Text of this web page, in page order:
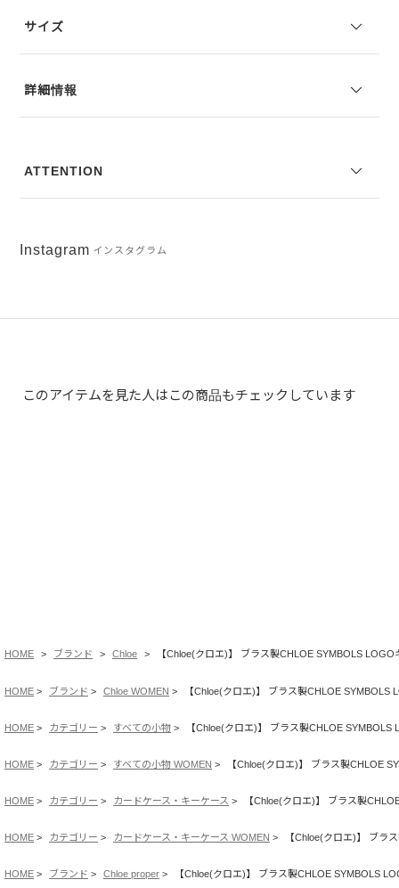
ご了承ください。
サイズ
詳細情報
ATTENTION
Instagram インスタグラム
このアイテムを見た人はこの商品もチェックしています
HOME ブランド Chloe 【Chloe(クロエ)】 ブラス製CHLOE SYMBOLS
HOME ブランド Chloe WOMEN 【Chloe(クロエ)】 ブラス製CHLOE SYMBOLS
HOME カテゴリー すべての小物 【Chloe(クロエ)】 ブラス製CHLOE
HOME カテゴリー すべての小物 WOMEN 【Chloe(クロエ)】 ブラス製CHLOE
HOME カテゴリー カードケース・キーケース 【Chloe(クロエ)】 ブラス製
HOME カテゴリー カードケース・キーケース WOMEN 【Chloe(クロエ)】 ブラ
HOME ブランド Chloe proper 【Chloe(クロエ)】 ブラス製CHLOE SYMBOLS